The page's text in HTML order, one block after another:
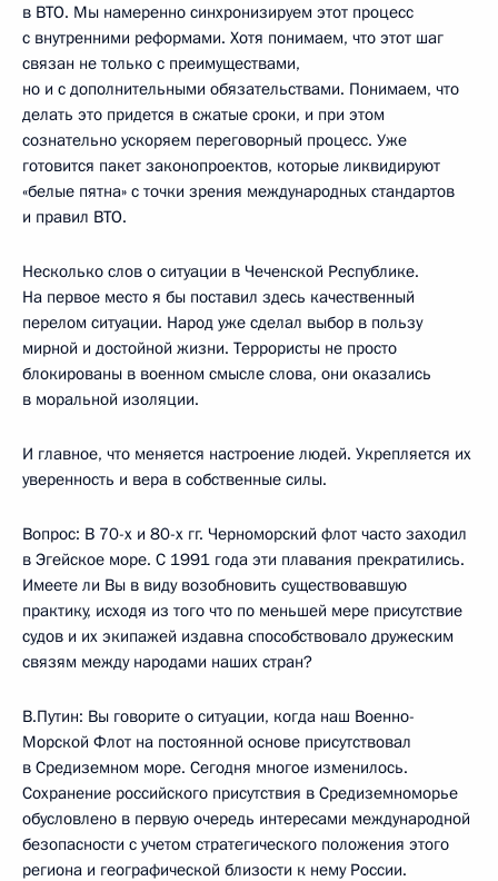
в ВТО. Мы намеренно синхронизируем этот процесс
с внутренними реформами. Хотя понимаем, что этот шаг
связан не только с преимуществами,
но и с дополнительными обязательствами. Понимаем, что
делать это придется в сжатые сроки, и при этом
сознательно ускоряем переговорный процесс. Уже
готовится пакет законопроектов, которые ликвидируют
«белые пятна» с точки зрения международных стандартов
и правил ВТО.
Несколько слов о ситуации в Чеченской Республике.
На первое место я бы поставил здесь качественный
перелом ситуации. Народ уже сделал выбор в пользу
мирной и достойной жизни. Террористы не просто
блокированы в военном смысле слова, они оказались
в моральной изоляции.
И главное, что меняется настроение людей. Укрепляется их
уверенность и вера в собственные силы.
Вопрос: В 70-х и 80-х гг. Черноморский флот часто заходил
в Эгейское море. С 1991 года эти плавания прекратились.
Имеете ли Вы в виду возобновить существовавшую
практику, исходя из того что по меньшей мере присутствие
судов и их экипажей издавна способствовало дружеским
связям между народами наших стран?
В.Путин: Вы говорите о ситуации, когда наш Военно-
Морской Флот на постоянной основе присутствовал
в Средиземном море. Сегодня многое изменилось.
Сохранение российского присутствия в Средиземноморье
обусловлено в первую очередь интересами международной
безопасности с учетом стратегического положения этого
региона и географической близости к нему России.